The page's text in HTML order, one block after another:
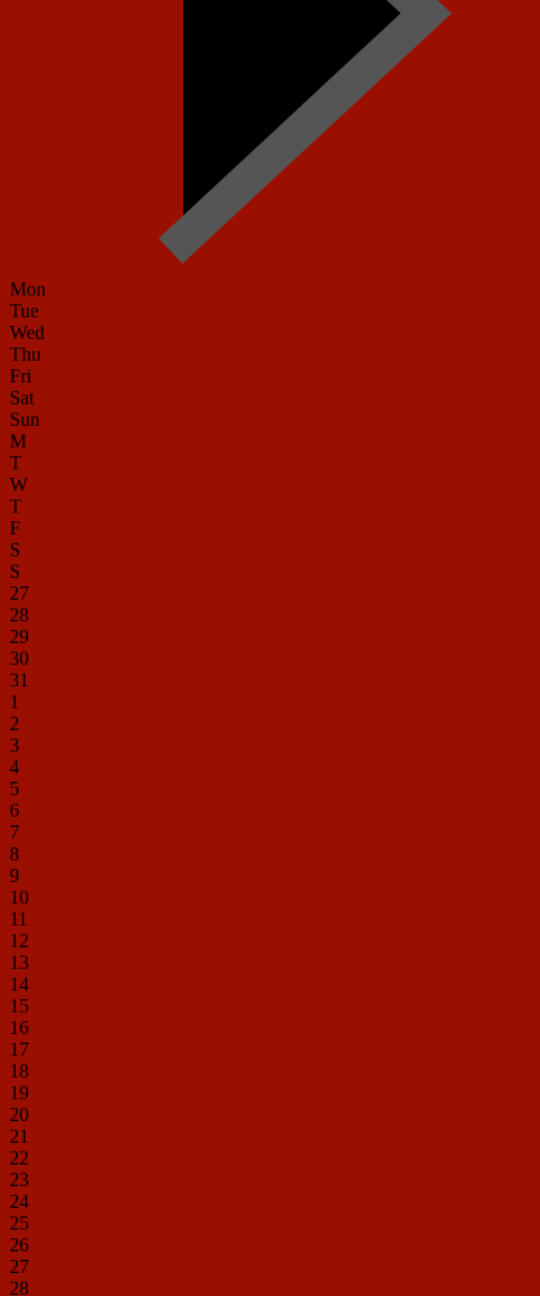
Mon
Tue
Wed
Thu
Fri
Sat
Sun
M
T
W
T
F
S
S
27
28
29
30
31
1
2
3
4
5
6
7
8
9
10
11
12
13
14
15
16
17
18
19
20
21
22
23
24
25
26
27
28